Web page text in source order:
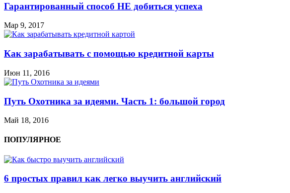
Гарантированный способ НЕ добиться успеха
Мар 9, 2017
Как зарабатывать с помощью кредитной карты
Июн 11, 2016
Путь Охотника за идеями. Часть 1: большой город
Май 18, 2016
ПОПУЛЯРНОЕ
6 простых правил как легко выучить английский